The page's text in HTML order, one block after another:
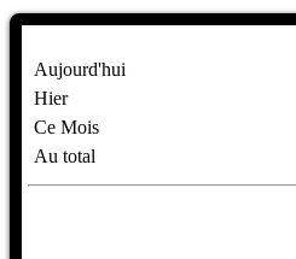
Aujourd'hui
Hier
Ce Mois
Au total